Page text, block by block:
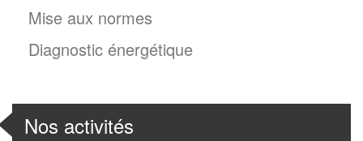
Mise aux normes
Diagnostic énergétique
Nos activités